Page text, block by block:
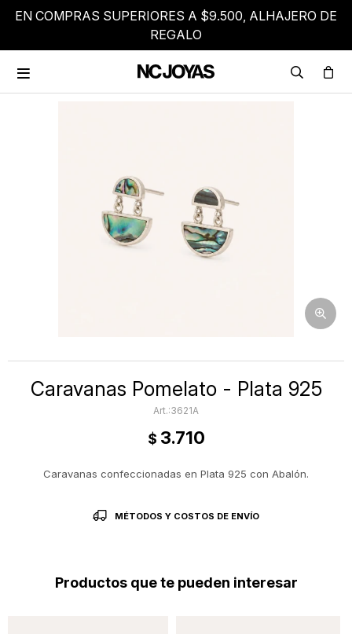
EN COMPRAS SUPERIORES A $9.500, ALHAJERO DE
REGALO

Caravanas Pomelato - Plata 925
3621A
$ 3.710
Caravanas confeccionadas en Plata 925 con Abalón.
MÉTODOS Y COSTOS DE ENVÍO
Productos que te pueden interesar